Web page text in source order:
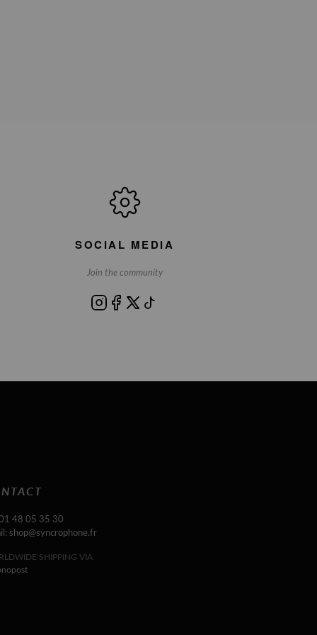
SOCIAL MEDIA
Join the community
48 05 35 30
shop@syncrophone.fr
SHIPPING VIA